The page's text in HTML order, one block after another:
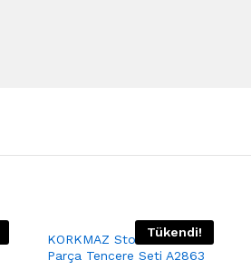
Tükendi!
KORKMAZ Stona Jr 6
Parça Tencere Seti A2863